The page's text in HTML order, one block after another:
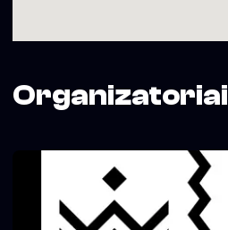
Organizatoriai